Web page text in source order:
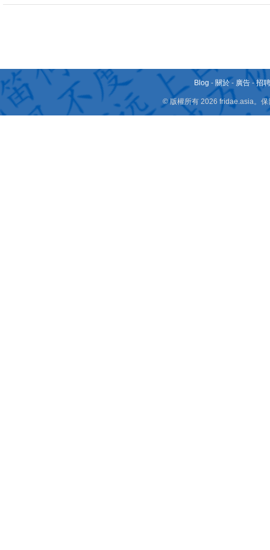
Blog - 關於 - 廣告 -招
© 版權所有 2026 fridae.asia。